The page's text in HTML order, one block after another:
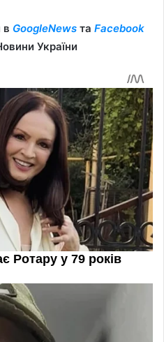
в GoogleNews та Facebook
України